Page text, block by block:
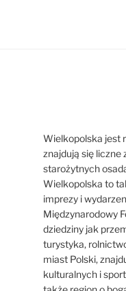
Wielkopolska jest
znajdują się
starożytnych
Wielkopolska to
imprezy i
Międzynarodowy
dziedziny jak
turystyka,
miast Polski,
kulturalnych i